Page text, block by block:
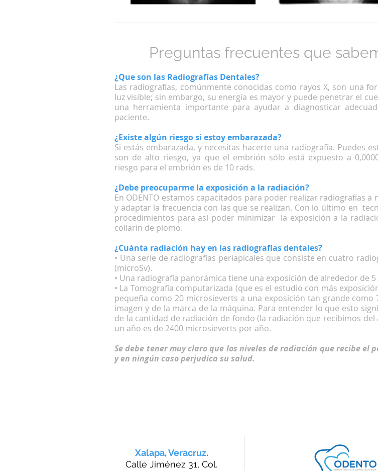
Preguntas frecuentes que
¿Que son las Radiografías Dentales?
Las radiografías, comúnmente conocidas como rayos X, son una
luz visible; sin embargo, su energía es mayor y puede penetrar el
una herramienta importante para ayudar a diagnosticar
paciente.
¿Existe algún riesgo si estoy embarazada?
Si estás embarazada, y necesitas hacerte una radiografía. Puedes
son de alto riesgo, ya que el embrión sólo está expuesto a
riesgo para el embrión es de 10 rads.
¿Debe preocuparme la exposición a la radiación?
En ODENTO estamos capacitados para poder realizar radiografías
y adaptar la frecuencia con las que se realizan. Con lo último en
procedimientos para así poder minimizar la exposición a la
collarin de plomo.
¿Cuánta radiación hay en las radiografías dentales?
• Una serie de radiografías periapicales que consiste en cuatro
(microSv).
• Una radiografía panorámica tiene una exposición de alrededor de
• La Tomografía computarizada (que es el estudio con más
pequeña como 20 microsieverts a una exposición tan grande
imagen y de la marca de la máquina. Para entender lo que esto
de la cantidad de radiación de fondo (la radiación que recibimos
un año es de 2400 microsieverts por año.
Se debe tener muy claro que los niveles de radiación que recibe el
y en ningún caso perjudica su salud.
Xalapa, Veracruz.
Calle Jiménez 31, Col.